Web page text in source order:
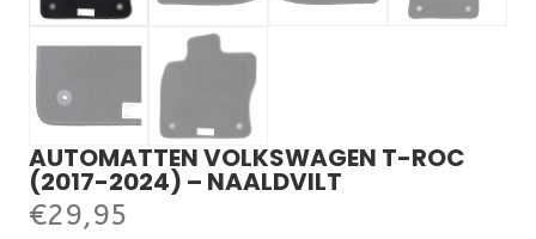
AUTOMATTEN VOLKSWAGEN T-ROC
(2017-2024) – NAALDVILT
€29,95